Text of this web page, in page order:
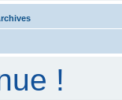
!